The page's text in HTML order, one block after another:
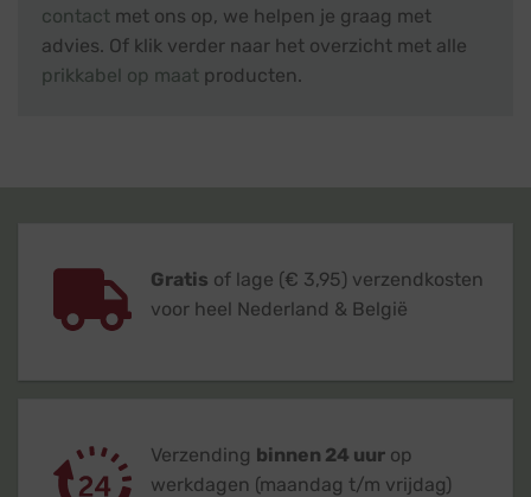
contact met ons op, we helpen je graag met
advies. Of klik verder naar het overzicht met alle
prikkabel op maat producten.
Gratis of lage (€ 3,95) verzendkosten
voor heel Nederland & België
Verzending binnen 24 uur op
werkdagen (maandag t/m vrijdag)